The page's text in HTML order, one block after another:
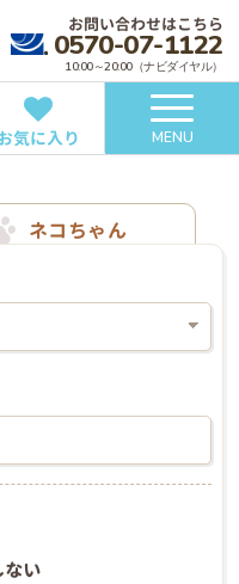
お問い合わせはこちら
0570-07-1122
10:00～20:00（ナビダイヤル）
気に入り MENU
ネコちゃん
ない